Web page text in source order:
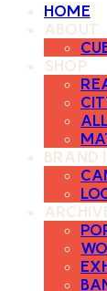
HOME
ABOUT
SHOP
BRAND